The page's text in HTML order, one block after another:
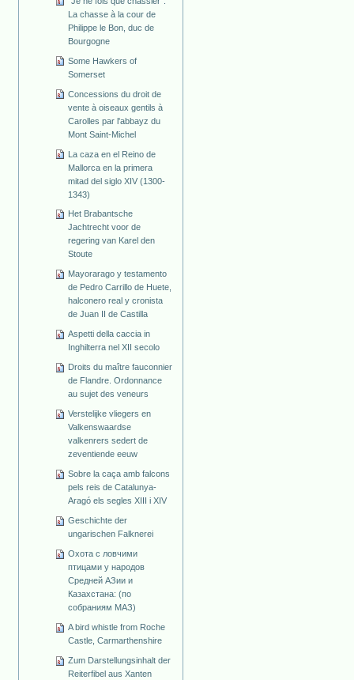
La chasse à la cour de
Philippe le Bon, duc de
Bourgogne
Some Hawkers of
Somerset
Concessions du droit de
vente à oiseaux gentils à
Carolles par l'abbayz du
Mont Saint-Michel
La caza en el Reino de
Mallorca en la primera
mitad del siglo XIV (1300-
1343)
Het Brabantsche
Jachtrecht voor de
regering van Karel den
Stoute
Mayorarago y testamento
de Pedro Carrillo de Huete,
halconero real y cronista
de Juan II de Castilla
Aspetti della caccia in
Inghilterra nel XII secolo
Droits du maître fauconnier
de Flandre. Ordonnance
au sujet des veneurs
Verstelijke vliegers en
Valkenswaardse
valkenrers sedert de
zeventiende eeuw
Sobre la caça amb falcons
pels reis de Catalunya-
Aragó els segles XIII i XIV
Geschichte der
ungarischen Falknerei
Охота с ловчими
птицами у народов
Средней АЗии и
Казахстана: (по
собраниям МАЗ)
A bird whistle from Roche
Castle, Carmarthenshire
Zum Darstellungsinhalt der
Reiterfibel aus Xanten